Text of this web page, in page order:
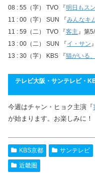
08 : 55（字） TVO 『明日もス
11 : 00（字） SUN 『みんなキ
11 : 59（二） TVO 『客主』第
13 : 00（二） SUN 『イ・サン
13 : 30（字） KBS 『猫がいる
テレビ大阪・サンテレビ・
今週はチャン・ヒョク主演『
が始まります。お楽しみに！
KBS京都 サンテレビ
近畿圏